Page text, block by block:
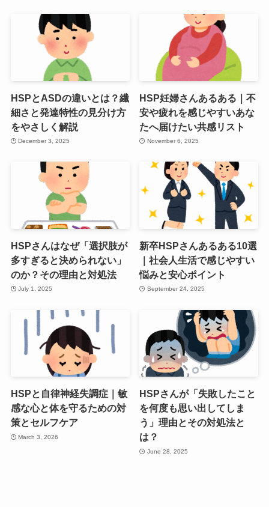
HSPとASDの違いとは？繊
細さと発達特性の見分け方
をやさしく解説
December 3, 2025
HSP妊婦さんあるある｜不
安や疲れを感じやすいあな
たへ届けたい共感リスト
November 6, 2025
HSPさんはなぜ「選択肢が
多すぎると決められない」
のか？その理由と対処法
July 1, 2025
新卒HSPさんあるある10選
｜社会人生活で感じやすい
悩みと安心ポイント
September 24, 2025
HSPと自律神経失調症｜敏
感な心と体を守るための対
策とセルフケア
March 3, 2026
HSPさんが「失敗したこと
を何度も思い出してしま
う」理由とその対処法と
は？
June 28, 2025